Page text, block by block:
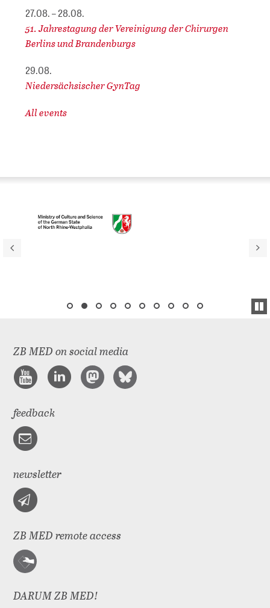
27.08. – 28.08.
51. Jahrestagung der Vereinigung der Chirurgen
Berlins und Brandenburgs
29.08.
Niedersächsischer GynTag
All events
ZB MED on social media
feedback
newsletter
ZB MED remote access
DARUM ZB MED!